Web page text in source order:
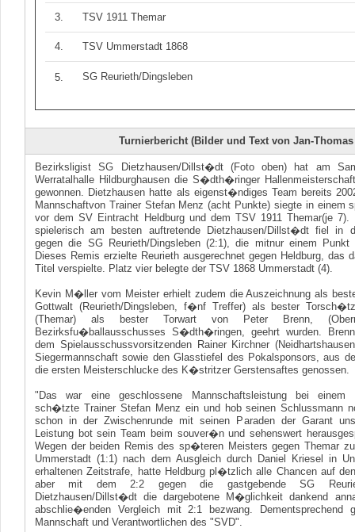
3. TSV 1911 Themar
4. TSV Ummerstadt 1868
5. SG Reurieth/Dingsleben
Turnierbericht (Bilder und Text von Jan-Thomas
Bezirksligist SG Dietzhausen/Dillst�dt (Foto oben) hat am
Werratalhalle Hildburghausen die S�dth�ringer
gewonnen. Dietzhausen hatte als eigenst�ndiges Team bereits
Mannschaftvon Trainer Stefan Menz (acht Punkte) siegte in einem
vor dem SV Eintracht Heldburg und dem TSV 1911 Themar(je
spielerisch am besten auftretende Dietzhausen/Dillst�dt fiel in
gegen die SG Reurieth/Dingsleben (2:1), die mitnur einem
Dieses Remis erzielte Reurieth ausgerechnet gegen Heldburg, das
Titel verspielte. Platz vier belegte der TSV 1868 Ummerstadt (4).
Kevin M�ller vom Meister erhielt zudem die Auszeichnung als
Gottwalt (Reurieth/Dingsleben, f�nf Treffer) als bester
(Themar) als bester Torwart von Peter Brenn,
Bezirksfu�ballausschusses S�dth�ringen, geehrt wurden.
dem Spielausschussvorsitzenden Rainer Kirchner
Siegermannschaft sowie den Glasstiefel des Pokalsponsors, aus
die ersten Meisterschlucke des K�stritzer Gerstensaftes genossen.
"Das war eine geschlossene Mannschaftsleistung bei einem
sch�tzte Trainer Stefan Menz ein und hob seinen Schlussmann
schon in der Zwischenrunde mit seinen Paraden der Garant
Leistung bot sein Team beim souver�n und sehenswert
Wegen der beiden Remis des sp�teren Meisters gegen Themar
Ummerstadt (1:1) nach dem Ausgleich durch Daniel Kriesel in
erhaltenen Zeitstrafe, hatte Heldburg pl�tzlich alle Chancen auf
aber mit dem 2:2 gegen die gastgebende SG
Dietzhausen/Dillst�dt die dargebotene M�glichkeit dankend
abschlie�enden Vergleich mit 2:1 bezwang.
Mannschaft und Verantwortlichen des "SVD".